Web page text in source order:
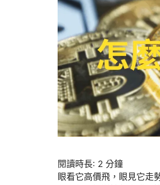
閱讀時長: 2 分鐘
眼看它高價飛，眼見它走